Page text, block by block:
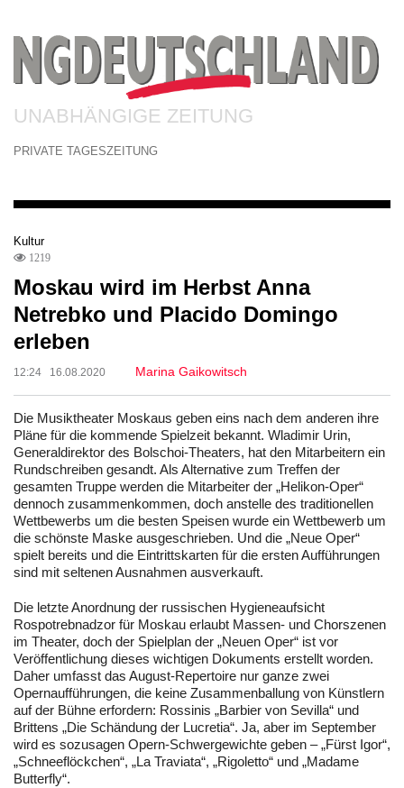
UNABHÄNGIGE ZEITUNG
PRIVATE TAGESZEITUNG
Kultur
1219
Moskau wird im Herbst Anna
Netrebko und Placido Domingo
erleben
12:24 16.08.2020 Marina Gaikowitsch
Die Musiktheater Moskaus geben eins nach dem anderen ihre
Pläne für die kommende Spielzeit bekannt. Wladimir Urin,
Generaldirektor des Bolschoi-Theaters, hat den Mitarbeitern ein
Rundschreiben gesandt. Als Alternative zum Treffen der
gesamten Truppe werden die Mitarbeiter der „Helikon-Oper“
dennoch zusammenkommen, doch anstelle des traditionellen
Wettbewerbs um die besten Speisen wurde ein Wettbewerb um
die schönste Maske ausgeschrieben. Und die „Neue Oper“
spielt bereits und die Eintrittskarten für die ersten Aufführungen
sind mit seltenen Ausnahmen ausverkauft.
Die letzte Anordnung der russischen Hygieneaufsicht
Rospotrebnadzor für Moskau erlaubt Massen- und Chorszenen
im Theater, doch der Spielplan der „Neuen Oper“ ist vor
Veröffentlichung dieses wichtigen Dokuments erstellt worden.
Daher umfasst das August-Repertoire nur ganze zwei
Opernaufführungen, die keine Zusammenballung von Künstlern
auf der Bühne erfordern: Rossinis „Barbier von Sevilla“ und
Brittens „Die Schändung der Lucretia“. Ja, aber im September
wird es sozusagen Opern-Schwergewichte geben – „Fürst Igor“,
„Schneeflöckchen“, „La Traviata“, „Rigoletto“ und „Madame
Butterfly“.